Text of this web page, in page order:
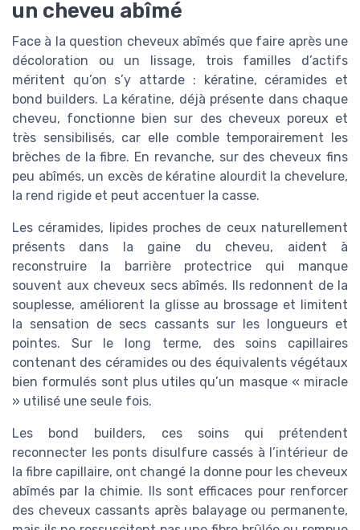
un cheveu abîmé
Face à la question cheveux abîmés que faire après une
décoloration ou un lissage, trois familles d’actifs
méritent qu’on s’y attarde : kératine, céramides et
bond builders. La kératine, déjà présente dans chaque
cheveu, fonctionne bien sur des cheveux poreux et
très sensibilisés, car elle comble temporairement les
brèches de la fibre. En revanche, sur des cheveux fins
peu abîmés, un excès de kératine alourdit la chevelure,
la rend rigide et peut accentuer la casse.
Les céramides, lipides proches de ceux naturellement
présents dans la gaine du cheveu, aident à
reconstruire la barrière protectrice qui manque
souvent aux cheveux secs abîmés. Ils redonnent de la
souplesse, améliorent la glisse au brossage et limitent
la sensation de secs cassants sur les longueurs et
pointes. Sur le long terme, des soins capillaires
contenant des céramides ou des équivalents végétaux
bien formulés sont plus utiles qu’un masque « miracle
» utilisé une seule fois.
Les bond builders, ces soins qui prétendent
reconnecter les ponts disulfure cassés à l’intérieur de
la fibre capillaire, ont changé la donne pour les cheveux
abîmés par la chimie. Ils sont efficaces pour renforcer
des cheveux cassants après balayage ou permanente,